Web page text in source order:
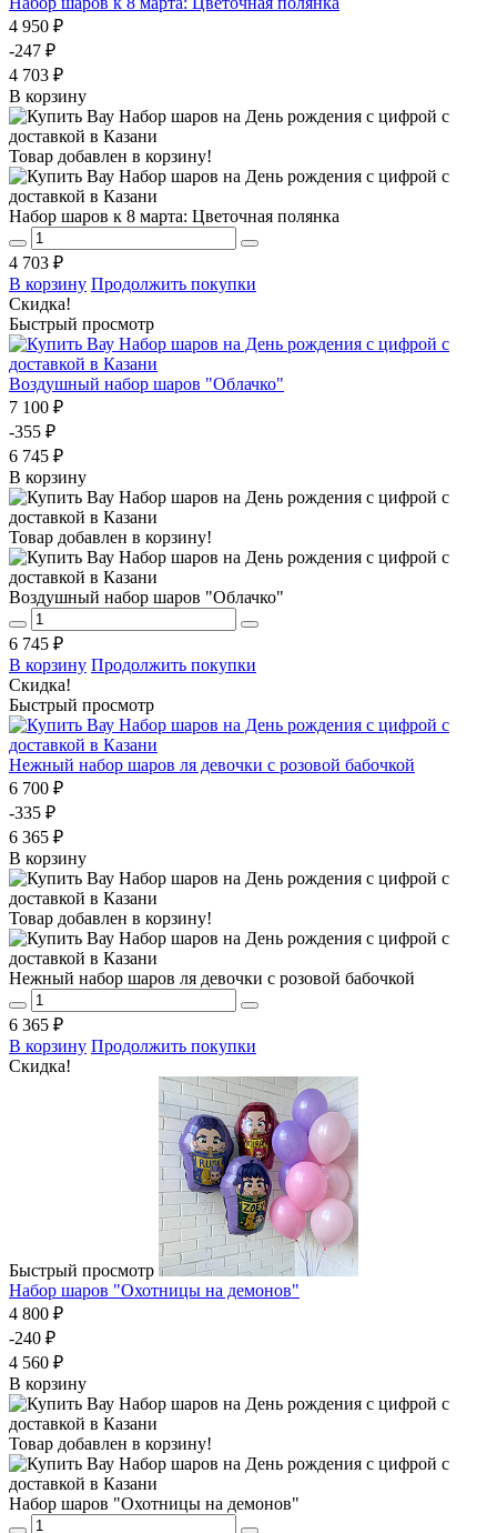
4 950 ₽
-247 ₽
4 703 ₽
В корзину
Товар добавлен в корзину!
Набор шаров к 8 марта: Цветочная полянка
4 703 ₽
В корзину Продолжить покупки
Скидка!
Быстрый просмотр
Воздушный набор шаров "Облачко"
7 100 ₽
-355 ₽
6 745 ₽
В корзину
Товар добавлен в корзину!
Воздушный набор шаров "Облачко"
6 745 ₽
В корзину Продолжить покупки
Скидка!
Быстрый просмотр
Нежный набор шаров ля девочки с розовой бабочкой
6 700 ₽
-335 ₽
6 365 ₽
В корзину
Товар добавлен в корзину!
Нежный набор шаров ля девочки с розовой бабочкой
6 365 ₽
В корзину Продолжить покупки
Скидка!
Быстрый просмотр
Набор шаров "Охотницы на демонов"
4 800 ₽
-240 ₽
4 560 ₽
В корзину
Товар добавлен в корзину!
Набор шаров "Охотницы на демонов"